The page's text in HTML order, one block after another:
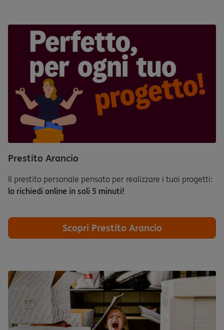
Prestito Arancio
Il prestito personale pensato per realizzare i tuoi progetti:
lo richiedi online in soli 5 minuti!
Scopri Prestito Arancio